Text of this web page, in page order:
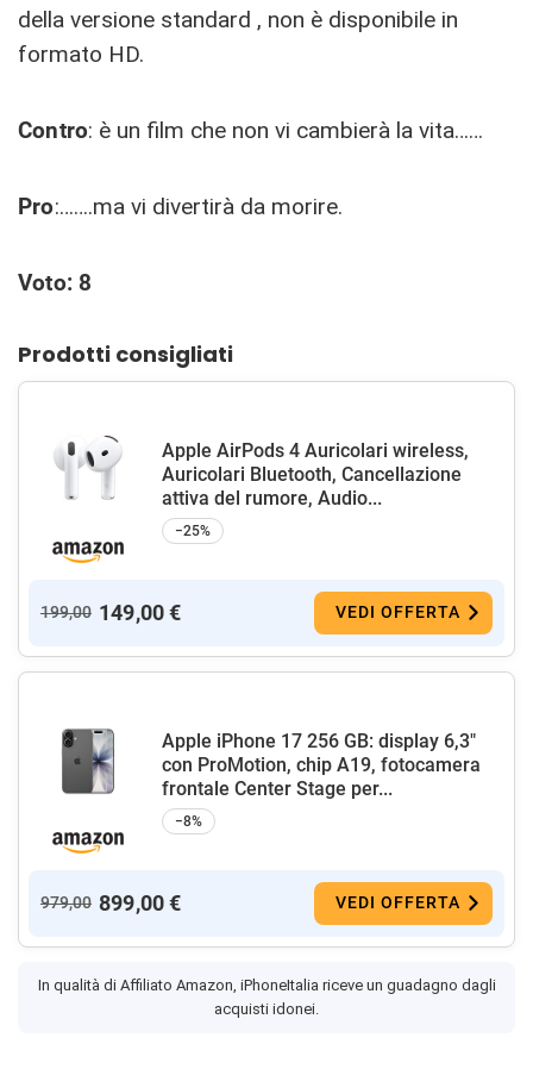
della versione standard , non è disponibile in
formato HD.
Contro: è un film che non vi cambierà la vita……
Pro:…….ma vi divertirà da morire.
Voto: 8
Prodotti consigliati
Apple AirPods 4 Auricolari wireless,
Auricolari Bluetooth, Cancellazione
attiva del rumore, Audio...
−25%
199,00 149,00 € VEDI OFFERTA
Apple iPhone 17 256 GB: display 6,3"
con ProMotion, chip A19, fotocamera
frontale Center Stage per...
−8%
979,00 899,00 € VEDI OFFERTA
In qualità di Affiliato Amazon, iPhoneItalia riceve un guadagno dagli
acquisti idonei.